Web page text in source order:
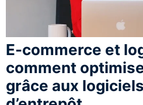
E-commerce et
comment
grâce aux